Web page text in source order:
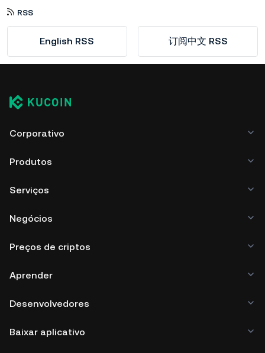
RSS
English RSS 订阅中文 RSS
Corporativo
Produtos
Serviços
Negócios
Preços de criptos
Aprender
Desenvolvedores
Baixar aplicativo